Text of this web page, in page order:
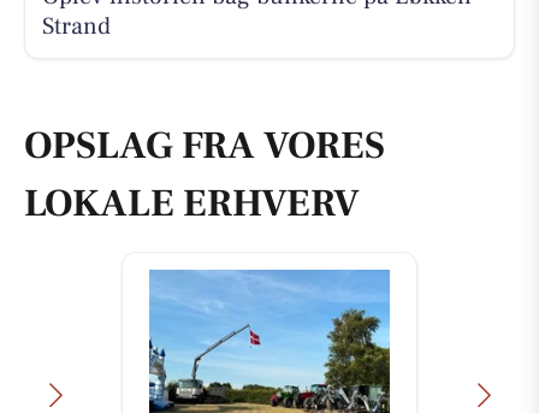
Strand
OPSLAG FRA VORES
LOKALE ERHVERV